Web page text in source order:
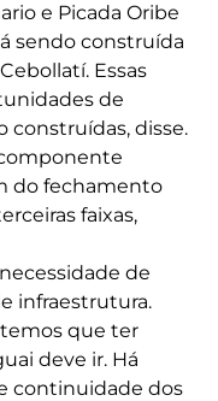
e Picada Oribe
sendo construída
Essas
de
construídas, disse.
do fechamento
faixas,
de
infraestrutura.
temos que ter
deve ir. Há
continuidade dos